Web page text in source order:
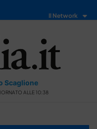
Il Network
Scaglione
ALLE 10:38